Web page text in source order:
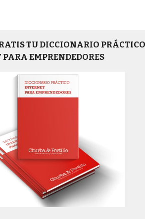
TU DICCIONARIO PRÁCTICO
PARA EMPRENDEDORES